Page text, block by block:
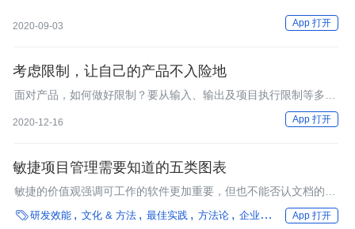
2020-09-03 App 打开
考虑限制，让自己的产品不入险地
面对产品，如何做好限制？要从输入、输出及项目执行限制等多个
2020-12-16 App 打开
敏捷项目管理需要知道的五类图表
敏捷的价值观强调可工作的软件更加重要，但也不能否认文档的价
值。
研发效能 文化 & 方法 最佳实践 方法论 企业动态 行业深度
App 打开